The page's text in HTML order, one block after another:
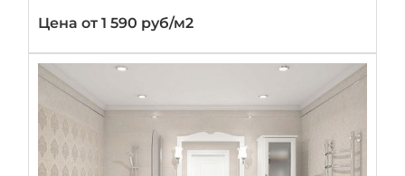
Цена от 1 590 руб/м2